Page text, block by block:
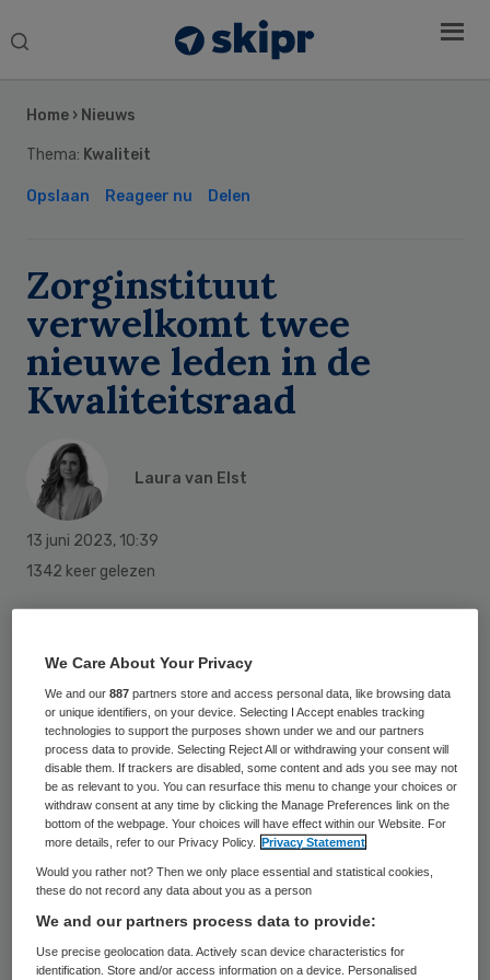
Search
Home › Nieuws
Thema: Kwaliteit
Opslaan Reageer nu Delen
Zorginstituut
verwelkomt twee
nieuwe leden in de
Kwaliteitsraad
Laura van Elst
13 juni 2023, 10:39
1342 keer gelezen
Zorginstituut Nederland, heeft twee
nieuwe leden erbij. Mariëlle Bartholomeus
en Jane Murray Cramm zijn voor vier jaar
benoemd tot lid van de Kwaliteitsraad.
Mariëlle Bartholomeus geeft als lid van de
raad van bestuur van Rivas Zorggroep
leiding aan ruim 5.000 medewerkers in het
Beatrixziekenhuis in Gorinchem en aan 17
verpleeg- en verzorgingshuizen en de
Sidebar
We Care About Your Privacy
We and our887 partners store and access personal data, like browsing data
or unique identifiers, on your device. Selecting I Accept enables tracking
technologies to support the purposes shown under we and our partners
process data to provide. Selecting Reject All or withdrawing your consent will
disable them. If trackers are disabled, some content and ads you see may not
be as relevant to you. You can resurface this menu to change your choices or
withdraw consent at any time by clicking the Manage Preferences link on the
bottom of the webpage. Your choices will have effect within our Website. For
more details, refer to our Privacy Policy.
Privacy Statement
Would you rather not? Then we only place essential and statistical cookies,
these do not record any data about you as a person
We and our partners process data to provide:
Use precise geolocation data. Actively scan device characteristics for
identification. Store and/or access information on a device. Personalised